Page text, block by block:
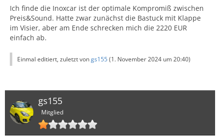
Ich finde die Inoxcar ist der optimale Kompromiß zwischen
Preis&Sound. Hatte zwar zunächst die Bastuck mit Klappe
im Visier, aber am Ende schrecken mich die 2220 EUR
einfach ab.
Einmal editiert, zuletzt vongs155(1. November 2024 um 20:40)
gs155
Mitglied